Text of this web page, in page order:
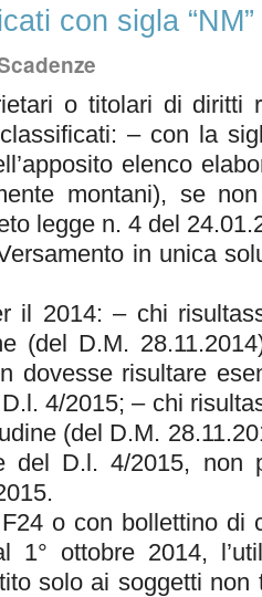
con sigla “NM”
o titolari di diritti
– con la
elenco
montani), se
legge n. 4 del
in unica
il 2014: – chi
(del D.M.
dovesse risultare
4/2015; – chi
(del D.M.
del D.l. 4/2015, non
F24 o con bollettino di
1° ottobre 2014,
solo ai soggetti non